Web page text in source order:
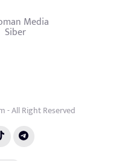
Media
Siber
- All Right Reserved